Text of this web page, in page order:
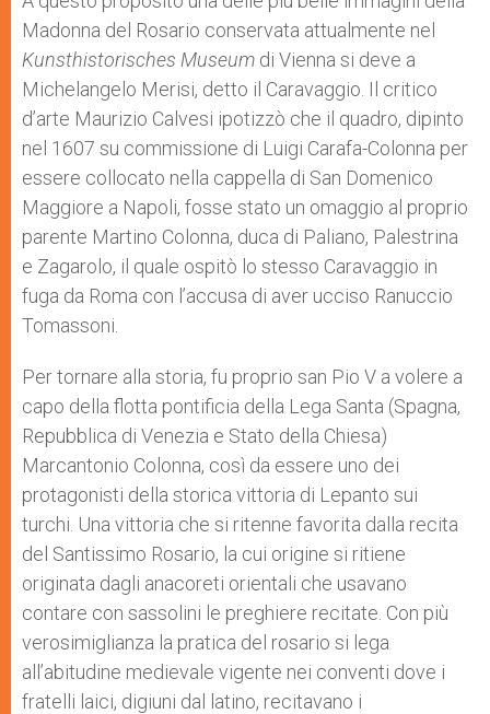
Madonna del Rosario conservata attualmente nel
Kunsthistorisches Museum di Vienna si deve a
Michelangelo Merisi, detto il Caravaggio. Il critico
d’arte Maurizio Calvesi ipotizzò che il quadro, dipinto
nel 1607 su commissione di Luigi Carafa-Colonna per
essere collocato nella cappella di San Domenico
Maggiore a Napoli, fosse stato un omaggio al proprio
parente Martino Colonna, duca di Paliano, Palestrina
e Zagarolo, il quale ospitò lo stesso Caravaggio in
fuga da Roma con l’accusa di aver ucciso Ranuccio
Tomassoni.
Per tornare alla storia, fu proprio san Pio V a volere a
capo della flotta pontificia della Lega Santa (Spagna,
Repubblica di Venezia e Stato della Chiesa)
Marcantonio Colonna, così da essere uno dei
protagonisti della storica vittoria di Lepanto sui
turchi. Una vittoria che si ritenne favorita dalla recita
del Santissimo Rosario, la cui origine si ritiene
originata dagli anacoreti orientali che usavano
contare con sassolini le preghiere recitate. Con più
verosimiglianza la pratica del rosario si lega
all’abitudine medievale vigente nei conventi dove i
fratelli laici, digiuni dal latino, recitavano i